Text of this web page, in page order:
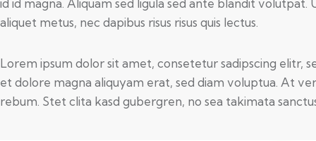
id id magna. Aliquam sed ligula sed ante blandit
aliquet metus, nec dapibus risus risus quis lectus.
Lorem ipsum dolor sit amet, consetetur sadipscing elitr,
et dolore magna aliquyam erat, sed diam voluptua. At
rebum. Stet clita kasd gubergren, no sea takimata